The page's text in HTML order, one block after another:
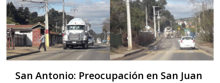
San Antonio: Preocupación en San Juan